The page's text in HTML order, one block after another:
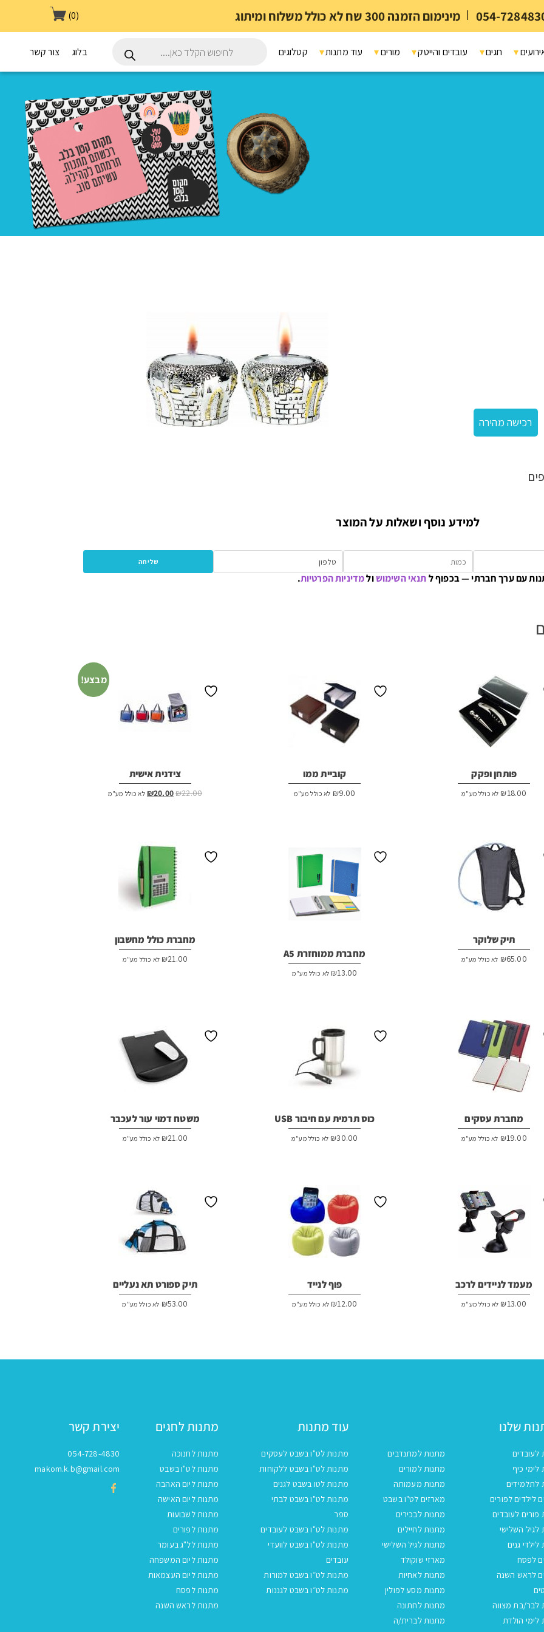
054-
| מינימום הזמנה 300 שח לא כולל משלוח ומיתוג (0)
חגים עובדים והייטק מורים עוד מתנות קטלוגים בלוג צור קשר
רכישה מהירה
למידע נוסף ושאלות על המוצר
עם ערך חברתי — בכפוף לתנאי השימושולמדיניות הפרטיות.
פותחן ופקק
₪18.00 לא כולל מע"מ
קוביית ממו
₪9.00 לא כולל מע"מ
מבצע!
צידנית אישית
₪22.00
המחיר₪20.00 המחיר
לא כולל מע"מ
תיק שלוקר
₪65.00 לא כולל מע"מ מחברת ממוחזרת A5
₪13.00 לא כולל מע"מ
מחברת כולל מחשבון
₪21.00 לא כולל מע"מ
מחברת עסקים
₪19.00 לא כולל מע"מ
כוס תרמית עם חיבור USB
₪30.00 לא כולל מע"מ
משטח דמוי עור לעכבר
₪21.00 לא כולל מע"מ
מעמד לניידים לרכב
₪13.00 לא כולל מע"מ
פוף לנייד
₪12.00 לא כולל מע"מ
תיק ספורט תא נעליים
₪53.00 לא כולל מע"מ
שלנו
לעובדים
מתנות למתנדבים
לימי כיף
מתנות למורים
לתלמידים
מתנות מעמותה
לילדים לפורים
מארזים לט"ו בשבט
פורים לעובדים
מתנות לבכירים
לגיל השלישי
מתנות לחיילים
גנים
מתנות לגיל השלישי
לפסח
מארזי שוקולד
לראש השנה
מתנות לאחיות
מתנות מסע לפולין
לבר/בת מצווה
מתנות לחתונה
לימי הולדת
מתנות לברית/ה
עוד מתנות
מתנות לט"ו בשבט לעסקים
מתנות לט"ו בשבט ללקוחות
מתנות לטו בשבט לגנים
מתנות לט"ו בשבט לבתי
ספר
מתנות לט"ו בשבט לעובדים
מתנות לט"ו בשבט לוועדי
עובדים
מתנות לט״ו בשבט למורות
מתנות לט״ו בשבט לגננות
מתנות לחגים
מתנות לחנוכה
מתנות לט"ו בשבט
מתנות ליום האהבה
מתנות ליום האישה
מתנות לשבועות
מתנות לפורים
מתנות לל"ג בעומר
מתנות ליום המשפחה
מתנות ליום העצמאות
מתנות לפסח
מתנות לראש השנה
יצירת קשר
054-728-4830
makom.k.b@gmail.com